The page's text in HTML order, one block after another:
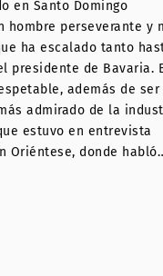
en Santo Domingo
hombre perseverante y
ha escalado tanto
presidente de Bavaria.
además de ser
admirado de la
estuvo en entrevista
Oriéntese, donde